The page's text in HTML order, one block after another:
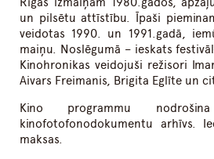
un pilsētu attīstību. Īpaši
veidotas 1990. un 1991.gadā,
maiņu. Noslēgumā – ieskats
Kinohronikas veidojuši režisori
Aivars Freimanis, Brigita Eglīte un
Kino programmu
kinofotofonodokumentu arhīvs.
maksas.